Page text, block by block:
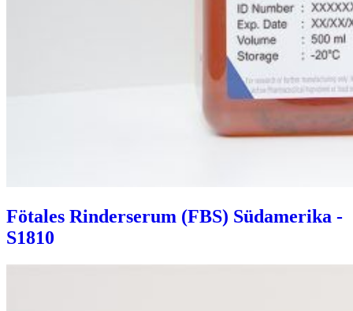
Fötales Rinderserum (FBS) Südamerika -
S1810